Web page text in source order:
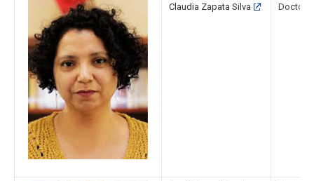
Claudia Zapata Silva Doctora